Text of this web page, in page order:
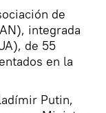
de
integrada
de 55
en la
Putin,